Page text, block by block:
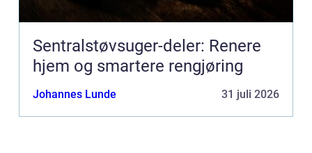
Sentralstøvsuger-deler: Renere
hjem og smartere rengjøring
Johannes Lunde 31 juli 2026